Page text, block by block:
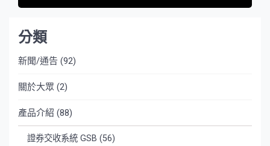
分類
新聞/通告 (92)
關於大眾 (2)
產品介紹 (88)
證券交收系統 GSB (56)